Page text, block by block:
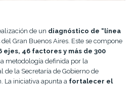
de un diagnóstico de “línea
Gran Buenos Aires. Este se compone
ejes, 46 factores y más de 300
metodología definida por la
de la Secretaría de Gobierno de
La iniciativa apunta a fortalecer el